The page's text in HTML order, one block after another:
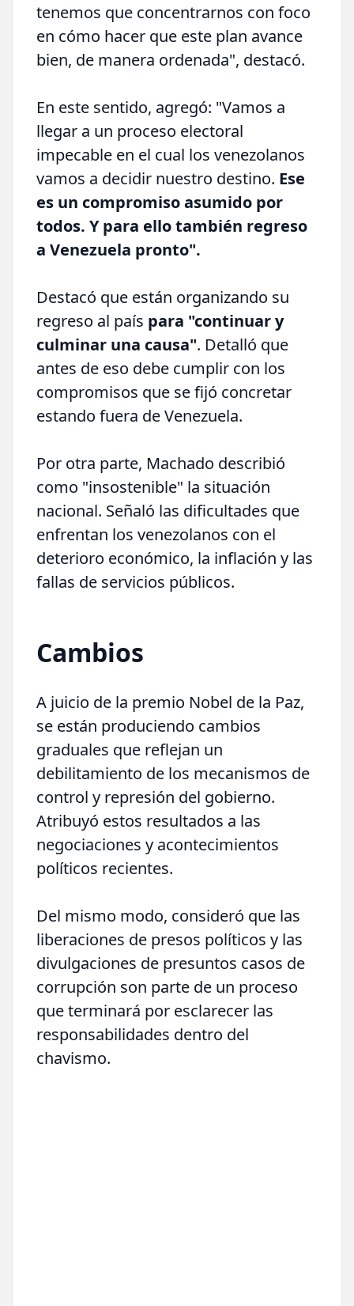
tenemos que concentrarnos con foco
en cómo hacer que este plan avance
bien, de manera ordenada", destacó.
En este sentido, agregó: "Vamos a
llegar a un proceso electoral
impecable en el cual los venezolanos
vamos a decidir nuestro destino. Ese
es un compromiso asumido por
todos. Y para ello también regreso
a Venezuela pronto".
Destacó que están organizando su
regreso al país para "continuar y
culminar una causa". Detalló que
antes de eso debe cumplir con los
compromisos que se fijó concretar
estando fuera de Venezuela.
Por otra parte, Machado describió
como "insostenible" la situación
nacional. Señaló las dificultades que
enfrentan los venezolanos con el
deterioro económico, la inflación y las
fallas de servicios públicos.
Cambios
A juicio de la premio Nobel de la Paz,
se están produciendo cambios
graduales que reflejan un
debilitamiento de los mecanismos de
control y represión del gobierno.
Atribuyó estos resultados a las
negociaciones y acontecimientos
políticos recientes.
Del mismo modo, consideró que las
liberaciones de presos políticos y las
divulgaciones de presuntos casos de
corrupción son parte de un proceso
que terminará por esclarecer las
responsabilidades dentro del
chavismo.